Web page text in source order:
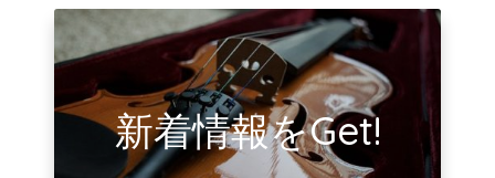
新着情報をGet!